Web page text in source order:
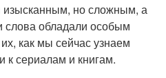
изысканным, но сложным, а
слова обладали особым
как мы сейчас узнаем
к сериалам и книгам.